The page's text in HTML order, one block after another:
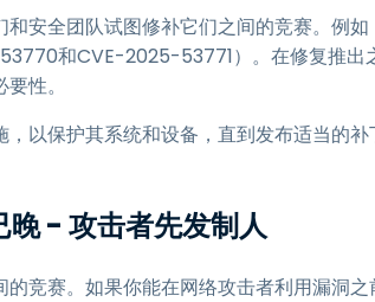
和安全团队试图修补它们之间的竞赛。
和CVE-2025-53771）。在修复推出
性。
以保护其系统和设备，直到发布适当的
晚 - 攻击者先发制人
竞赛。如果你能在网络攻击者利用漏洞